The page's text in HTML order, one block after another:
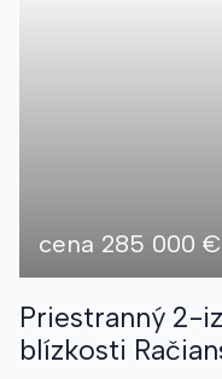
SPRÁVA*
cena 285 000 €
Priestranný 2-
blízkosti